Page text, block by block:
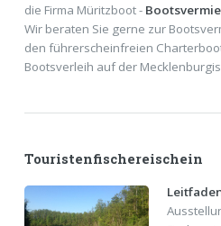
die Firma Müritzboot -
Wir beraten Sie gerne zur
den führerscheinfreien
Bootsverleih auf der
Touristenfischereischein